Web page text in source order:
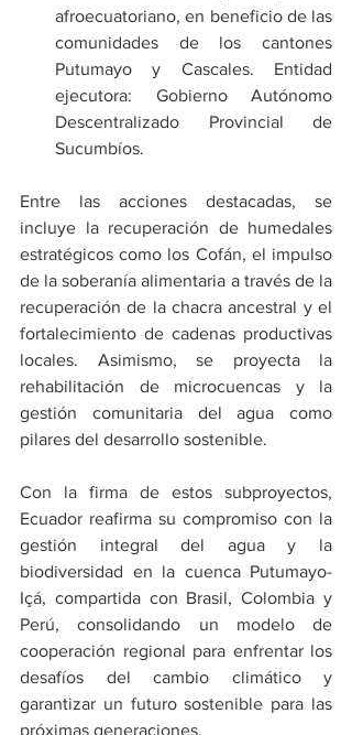
afroecuatoriano, en beneficio de las
comunidades de los cantones
Putumayo y Cascales. Entidad
ejecutora: Gobierno Autónomo
Descentralizado Provincial de
Sucumbíos.
Entre las acciones destacadas, se
incluye la recuperación de humedales
estratégicos como los Cofán, el impulso
de la soberanía alimentaria a través de la
recuperación de la chacra ancestral y el
fortalecimiento de cadenas productivas
locales. Asimismo, se proyecta la
rehabilitación de microcuencas y la
gestión comunitaria del agua como
pilares del desarrollo sostenible.
Con la firma de estos subproyectos,
Ecuador reafirma su compromiso con la
gestión integral del agua y la
biodiversidad en la cuenca Putumayo-
Içá, compartida con Brasil, Colombia y
Perú, consolidando un modelo de
cooperación regional para enfrentar los
desafíos del cambio climático y
garantizar un futuro sostenible para las
próximas generaciones.